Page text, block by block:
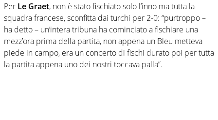
Per Le Graet, non è stato fischiato solo l’inno ma tutta la
squadra francese, sconfitta dai turchi per 2-0: “purtroppo –
ha detto – un’intera tribuna ha cominciato a fischiare una
mezz’ora prima della partita, non appena un Bleu metteva
piede in campo, era un concerto di fischi durato poi per tutta
la partita appena uno dei nostri toccava palla”.